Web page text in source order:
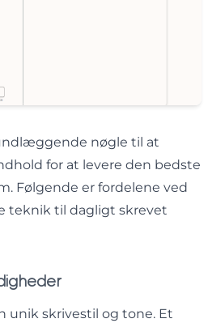
nøgle til at
for at levere den bedste
Følgende er fordelene ved
teknik til dagligt skrevet
unik skrivestil og tone. Et